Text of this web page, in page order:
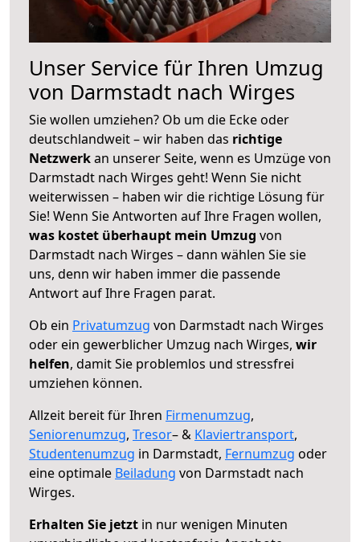
Unser Service für Ihren Umzug
von Darmstadt nach Wirges
Sie wollen umziehen? Ob um die Ecke oder
deutschlandweit – wir haben das richtige
Netzwerkan unserer Seite, wenn es Umzüge von
Darmstadt nach Wirges geht! Wenn Sie nicht
weiterwissen – haben wir die richtige Lösung für
Sie! Wenn Sie Antworten auf Ihre Fragen wollen,
was kostet überhaupt mein Umzug von
Darmstadt nach Wirges – dann wählen Sie sie
uns, denn wir haben immer die passende
Antwort auf Ihre Fragen parat.
Ob ein Privatumzug von Darmstadt nach Wirges
oder ein gewerblicher Umzug nach Wirges, wir
helfen, damit Sie problemlos und stressfrei
umziehen können.
Allzeit bereit für Ihren Firmenumzug,
Seniorenumzug, Tresor– & Klaviertransport,
Studentenumzug in Darmstadt, Fernumzug oder
eine optimale Beiladung von Darmstadt nach
Wirges.
Erhalten Sie jetzt in nur wenigen Minuten